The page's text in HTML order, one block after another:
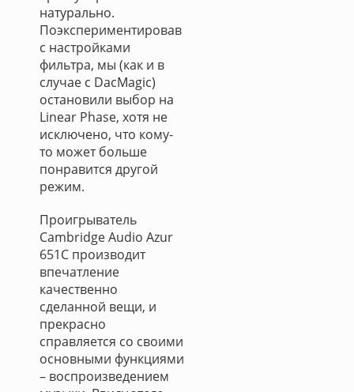
натурально.
Поэкспериментировав
с настройками
фильтра, мы (как и в
случае с DacMagic)
остановили выбор на
Linear Phase, хотя не
исключено, что кому-
то может больше
понравится другой
режим.
Проигрыватель
Cambridge Audio Azur
651C производит
впечатление
качественно
сделанной вещи, и
прекрасно
справляется со своими
основными функциями
– воспроизведением